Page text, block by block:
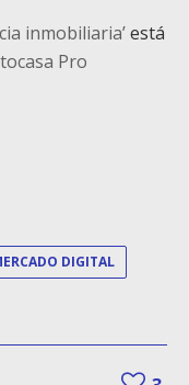
inmobiliaria’está
Pro
DIGITAL